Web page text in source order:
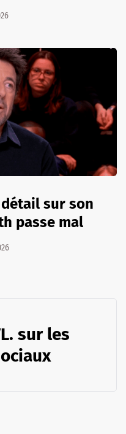
sur son
passe mal
sur les